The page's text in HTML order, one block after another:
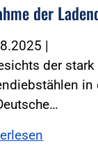
der
|
der